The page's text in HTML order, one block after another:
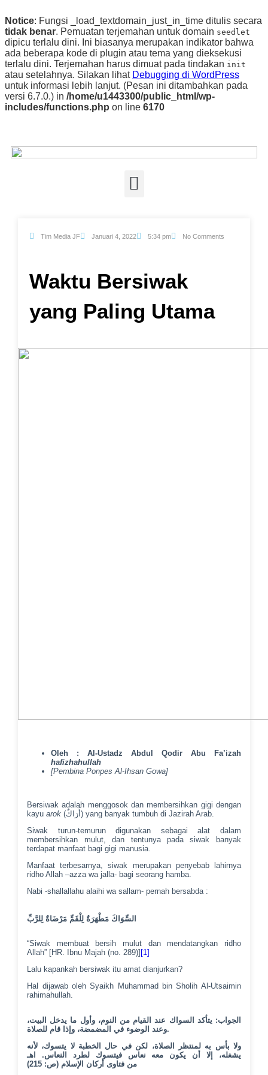
Notice: Fungsi _load_textdomain_just_in_time ditulis secara
tidak benar. Pemuatan terjemahan untuk domain seedlet
dipicu terlalu dini. Ini biasanya merupakan indikator bahwa
ada beberapa kode di plugin atau tema yang dieksekusi
terlalu dini. Terjemahan harus dimuat pada tindakan init
atau setelahnya. Silakan lihat Debugging di WordPress
untuk informasi lebih lanjut. (Pesan ini ditambahkan pada
versi 6.7.0.) in /home/u1443300/public_html/wp-
includes/functions.php on line 6170
Tim Media JF Januari 4, 2022 5:34 pm No Comments
Waktu Bersiwak
yang Paling Utama
Oleh : Al-Ustadz Abdul Qodir Abu Fa’izah
hafizhahullah
[Pembina Ponpes Al-Ihsan Gowa]
Bersiwak adalah menggosok dan membersihkan gigi dengan
kayuarok
(أَرَاكٌ) yang banyak tumbuh di Jazirah Arab.
Siwak turun-temurun digunakan sebagai alat dalam
membersihkan mulut, dan tentunya pada siwak banyak
terdapat manfaat bagi gigi manusia.
Manfaat terbesarnya, siwak merupakan penyebab lahirnya
ridho Allah –azza wa jalla- bagi seorang hamba.
Nabi -shallallahu alaihi wa sallam- pernah bersabda :
السِّوَاكَ مَطْهَرَةٌ لِلْفَمِّ مَرْضَاةٌ لِلرَّبِّ
“Siwak membuat bersih mulut dan mendatangkan ridho
Allah” [HR. Ibnu Majah (no. 289)] [1]
Lalu kapankah bersiwak itu amat dianjurkan?
Hal dijawab oleh Syaikh Muhammad bin Sholih Al-Utsaimin
rahimahullah.
الجواب: يتأكد السواك عند القيام من النوم، وأول ما يدخل البيت،
وعند الوضوء في المضمضة، وإذا قام للصلاة.
ولا بأس به لمنتظر الصلاة، لكن في حال الخطبة لا يتسوك، لأنه
يشغله، إلا أن يكون معه نعاس فيتسوك لطرد النعاس.
اهـ
من فتاوى أركان الإسلام (ص: 215)